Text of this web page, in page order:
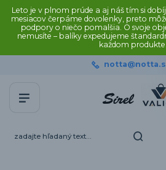
Leto je v plnom prúde a aj náš tím si
mesiacov čerpáme dovolenky, preto
podpory o niečo pomalšia. O svoje
nemusíte – balíky expedujeme
každom